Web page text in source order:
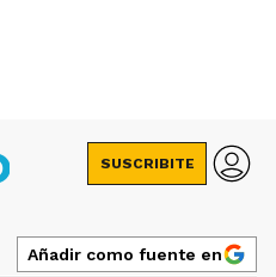
SUSCRIBITE
Añadir como fuente en